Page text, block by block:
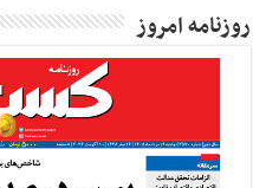
روزنامه امروز